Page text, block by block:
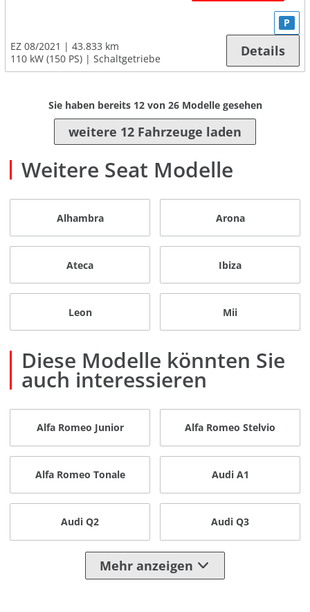
EZ 08/2021
43.833 km
110 kW (150 PS)
Schaltgetriebe
P
Details
Sie haben bereits 12von 26Modelle gesehen
weitere 12 Fahrzeuge laden
Weitere Seat Modelle
Alhambra Arona
Ateca Ibiza
Leon Mii
Diese Modelle könnten Sie
auch interessieren
Alfa Romeo Junior Alfa Romeo Stelvio
Alfa Romeo Tonale Audi A1
Audi Q2 Audi Q3
Mehr anzeigen